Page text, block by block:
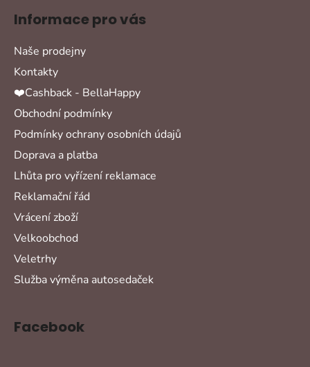
Informace pro vás
Naše prodejny
Kontakty
❤️Cashback - BellaHappy
Obchodní podmínky
Podmínky ochrany osobních údajů
Doprava a platba
Lhůta pro vyřízení reklamace
Reklamační řád
Vrácení zboží
Velkoobchod
Veletrhy
Služba výměna autosedaček
Facebook